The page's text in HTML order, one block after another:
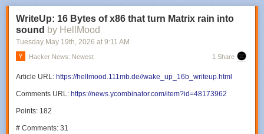
WriteUp: 16 Bytes of x86 that turn Matrix rain into
sound by HellMood
Tuesday May 19th, 2026 at 9:11 AM
Hacker News: Newest 1 Share
Article URL: https://hellmood.111mb.de//wake_up_16b_writeup.html
Comments URL: https://news.ycombinator.com/item?id=48173962
Points: 182
# Comments: 31